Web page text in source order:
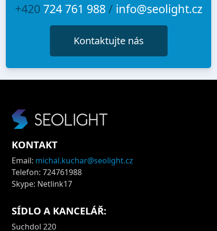
+420 724 761 988/ info@seolight.cz
Kontaktujte nás
KONTAKT
Email: michal.kuchar@seolight.cz
Telefon: 724761988
Skype: Netlink17
SÍDLO A KANCELÁŘ:
Suchdol 220